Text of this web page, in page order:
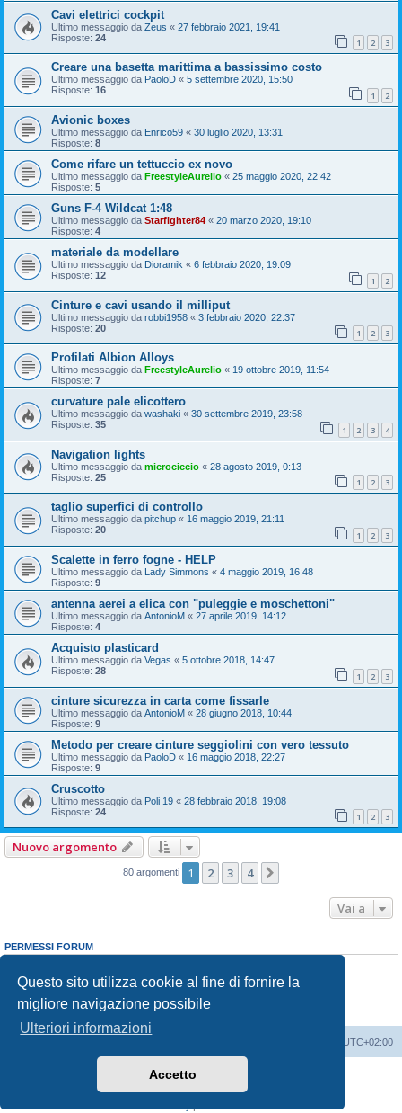
Questo sito utilizza cookie al fine di fornire la
migliore navigazione possibile
Ulteriori informazioni
Accetto
Cavi elettrici cockpit
Ultimo messaggio da Zeus « 27 febbraio 2021, 19:41
Risposte: 24 1 2 3
Creare una basetta marittima a bassissimo costo
Ultimo messaggio da PaoloD « 5 settembre 2020, 15:50
Risposte: 16 1 2
Avionic boxes
Ultimo messaggio da Enrico59 « 30 luglio 2020, 13:31
Risposte: 8
Come rifare un tettuccio ex novo
Ultimo messaggio da FreestyleAurelio « 25 maggio 2020, 22:42
Risposte: 5
Guns F-4 Wildcat 1:48
Ultimo messaggio da Starfighter84 « 20 marzo 2020, 19:10
Risposte: 4
materiale da modellare
Ultimo messaggio da Dioramik « 6 febbraio 2020, 19:09
Risposte: 12 1 2
Cinture e cavi usando il milliput
Ultimo messaggio da robbi1958 « 3 febbraio 2020, 22:37
Risposte: 20 1 2 3
Profilati Albion Alloys
Ultimo messaggio da FreestyleAurelio « 19 ottobre 2019, 11:54
Risposte: 7
curvature pale elicottero
Ultimo messaggio da washaki « 30 settembre 2019, 23:58
Risposte: 35 1 2 3 4
Navigation lights
Ultimo messaggio da microciccio « 28 agosto 2019, 0:13
Risposte: 25 1 2 3
taglio superfici di controllo
Ultimo messaggio da pitchup « 16 maggio 2019, 21:11
Risposte: 20 1 2 3
Scalette in ferro fogne - HELP
Ultimo messaggio da Lady Simmons « 4 maggio 2019, 16:48
Risposte: 9
antenna aerei a elica con "puleggie e moschettoni"
Ultimo messaggio da AntonioM « 27 aprile 2019, 14:12
Risposte: 4
Acquisto plasticard
Ultimo messaggio da Vegas « 5 ottobre 2018, 14:47
Risposte: 28 1 2 3
cinture sicurezza in carta come fissarle
Ultimo messaggio da AntonioM « 28 giugno 2018, 10:44
Risposte: 9
Metodo per creare cinture seggiolini con vero tessuto
Ultimo messaggio da PaoloD « 16 maggio 2018, 22:27
Risposte: 9
Cruscotto
Ultimo messaggio da Poli 19 « 28 febbraio 2018, 19:08
Risposte: 24 1 2 3
Nuovo argomento
80 argomenti 1 2 3 4
Vai a
PERMESSI FORUM
Non puoi
rispondere negli argomenti
Non puoimodificare i tuoi messaggi
Non puoicancellare i tuoi messaggi
Non puoi
inviare allegati
UTC+02:00
phpBB® Forum Software © phpBB Limited
phpBB-Italia.it